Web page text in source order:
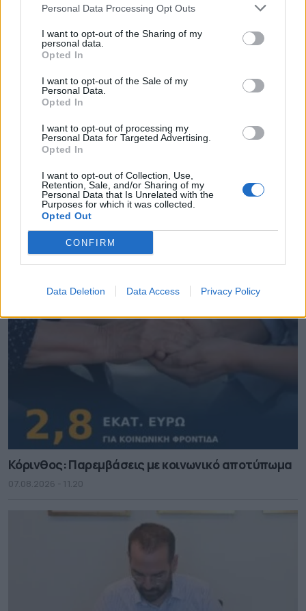
Personal Data Processing Opt Outs
I want to opt-out of the Sharing of my
personal data.
Opted In
I want to opt-out of the Sale of my
Personal Data.
Opted In
I want to opt-out of processing my
Personal Data for Targeted Advertising.
Opted In
I want to opt-out of Collection, Use,
Retention, Sale, and/or Sharing of my
Personal Data that Is Unrelated with the
Purposes for which it was collected.
Opted Out
CONFIRM
Data Deletion Data Access Privacy Policy
Υποψήφιος για νέα διάκριση ο Δήμος Ελληνικού –
Αργυρούπολης
07.08.2026 - 11.47
Κόρινθος: Παρεμβάσεις με κοινωνικό αποτύπωμα
07.08.2026 - 11.20